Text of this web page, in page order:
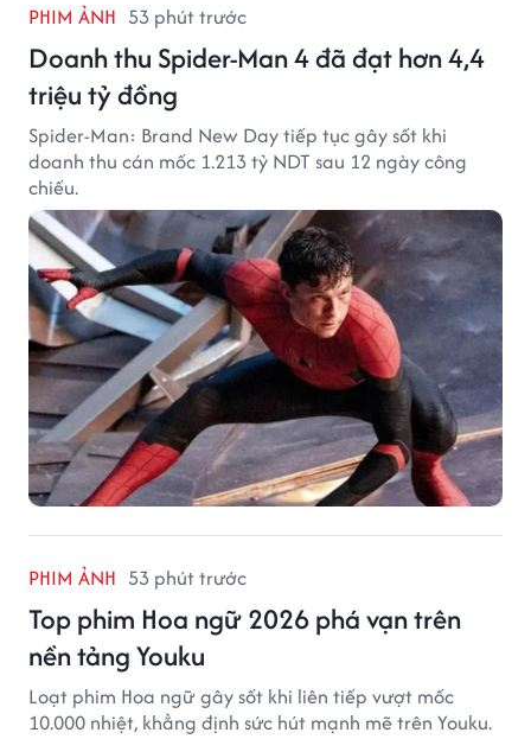
PHIM ẢNH 53 phút trước
Doanh thu Spider-Man 4 đã đạt hơn 4,4
triệu tỷ đồng
Spider-Man: Brand New Day tiếp tục gây sốt khi
doanh thu cán mốc 1.213 tỷ NDT sau 12 ngày công
chiếu.
PHIM ẢNH 53 phút trước
Top phim Hoa ngữ 2026 phá vạn trên
nền tảng Youku
Loạt phim Hoa ngữ gây sốt khi liên tiếp vượt mốc
10.000 nhiệt, khẳng định sức hút mạnh mẽ trên Youku.